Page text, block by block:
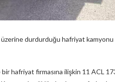
durdurduğu hafriyat
hafriyat firmasına ilişkin 11 ACL